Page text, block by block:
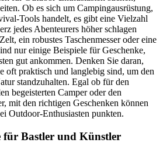
Ob es sich um Campingausrüstung,
Tools handelt, es gibt eine Vielzahl
jedes Abenteurers höher schlagen
ein robustes Taschenmesser oder eine
nur einige Beispiele für Geschenke,
gut ankommen. Denken Sie daran,
oft praktisch und langlebig sind, um den
standzuhalten. Egal ob für den
begeisterten Camper oder den
mit den richtigen Geschenken können
Outdoor-Enthusiasten punkten.
für Bastler und Künstler